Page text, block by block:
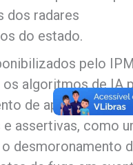
dos radares
do estado.
pelo
algoritmos de IA
de aplicações
assertivas, como
desmoronamento